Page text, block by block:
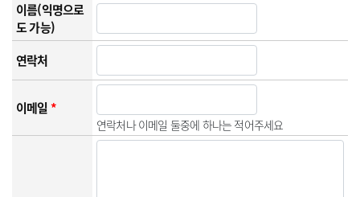
이름(익명으로
도 가능)
연락처
이메일*
연락처나 이메일 둘중에 하나는 적어주세요